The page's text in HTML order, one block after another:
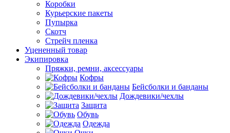
Коробки
Курьерские пакеты
Пупырка
Скотч
Стрейч пленка
Уцененный товар
Экипировка
Пряжки, ремни, аксессуары
Кофры
Бейсболки и банданы
Дождевики/чехлы
Защита
Обувь
Одежда